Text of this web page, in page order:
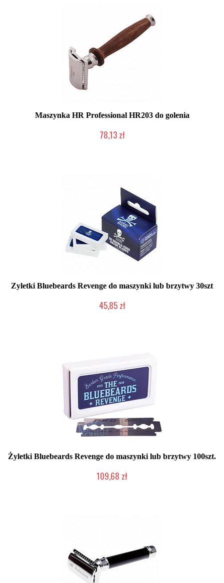
Maszynka HR Professional HR203 do golenia
78,13 zł
Zyletki Bluebeards Revenge do maszynki lub brzytwy 30szt
45,85 zł
Żyletki Bluebeards Revenge do maszynki lub brzytwy 100szt.
109,68 zł